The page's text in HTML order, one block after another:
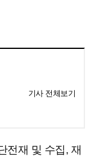
기사 전체보기
전재 및 수집, 재